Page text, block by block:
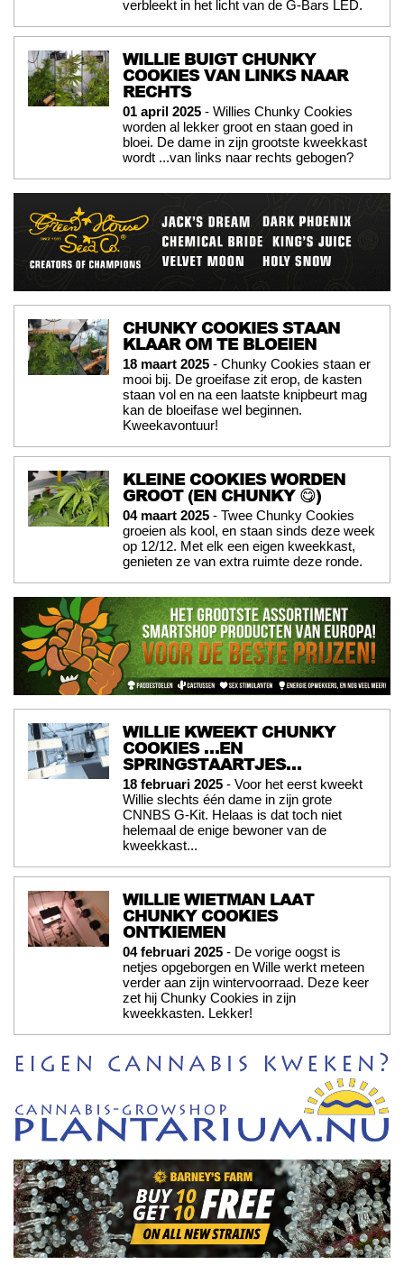
verbleekt in het licht van de G-Bars LED.
WILLIE BUIGT CHUNKY
COOKIES VAN LINKS NAAR
RECHTS
01 april 2025 - Willies Chunky Cookies
worden al lekker groot en staan goed in
bloei. De dame in zijn grootste kweekkast
wordt ...van links naar rechts gebogen?
CHUNKY COOKIES STAAN
KLAAR OM TE BLOEIEN
18 maart 2025 - Chunky Cookies staan er
mooi bij. De groeifase zit erop, de kasten
staan vol en na een laatste knipbeurt mag
kan de bloeifase wel beginnen.
Kweekavontuur!
KLEINE COOKIES WORDEN
GROOT (EN CHUNKY 😋)
04 maart 2025 - Twee Chunky Cookies
groeien als kool, en staan sinds deze week
op 12/12. Met elk een eigen kweekkast,
genieten ze van extra ruimte deze ronde.
WILLIE KWEEKT CHUNKY
COOKIES …EN
SPRINGSTAARTJES…
18 februari 2025 - Voor het eerst kweekt
Willie slechts één dame in zijn grote
CNNBS G-Kit. Helaas is dat toch niet
helemaal de enige bewoner van de
kweekkast...
WILLIE WIETMAN LAAT
CHUNKY COOKIES
ONTKIEMEN
04 februari 2025 - De vorige oogst is
netjes opgeborgen en Wille werkt meteen
verder aan zijn wintervoorraad. Deze keer
zet hij Chunky Cookies in zijn
kweekkasten. Lekker!